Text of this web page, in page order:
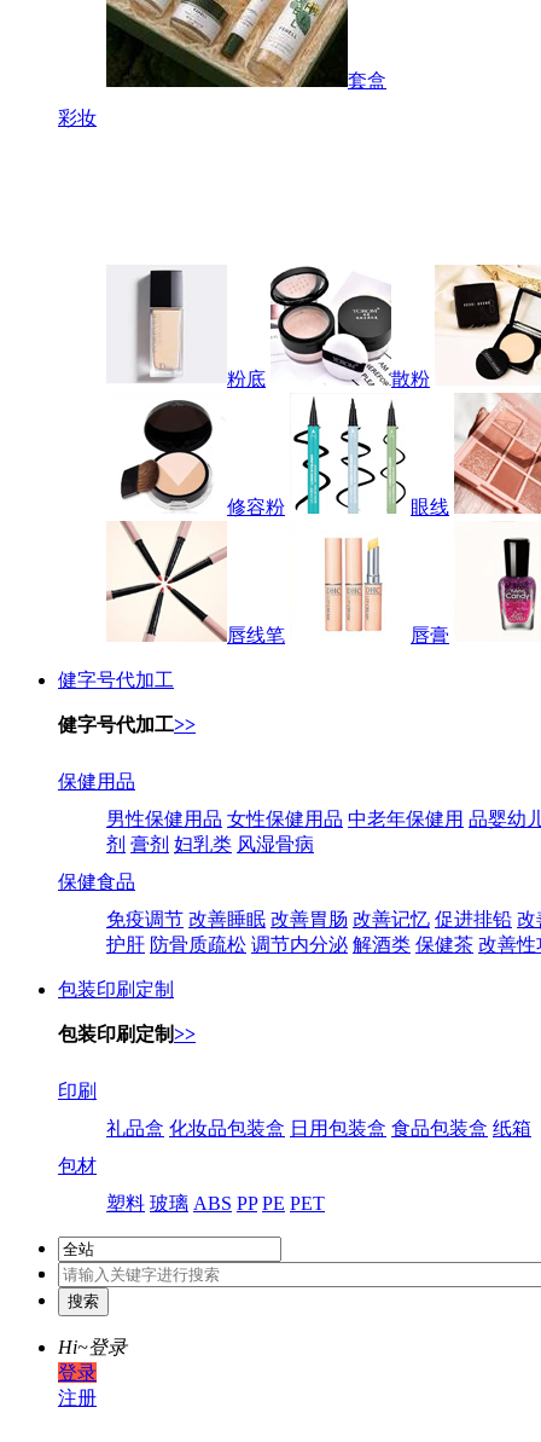
套盒
彩妆
粉底 散粉
修容粉 眼线
唇线笔 唇膏
健字号代加工
健字号代加工>>
保健用品
男性保健用品 女性保健用品 中老年保健用 品婴幼
剂 膏剂 妇乳类 风湿骨病
保健食品
免疫调节 改善睡眠 改善胃肠 改善记忆 促进排铅 改
护肝 防骨质疏松 调节内分泌 解酒类 保健茶 改善性
包装印刷定制
包装印刷定制>>
印刷
礼品盒 化妆品包装盒 日用包装盒 食品包装盒 纸箱
包材
塑料 玻璃 ABS PP PE PET
Hi~登录
登录
注册